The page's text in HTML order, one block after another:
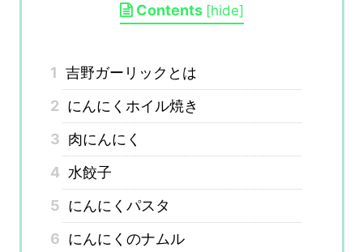
Contents [hide]
1 吉野ガーリックとは
2 にんにくホイル焼き
3 肉にんにく
4 水餃子
5 にんにくパスタ
6 にんにくのナムル